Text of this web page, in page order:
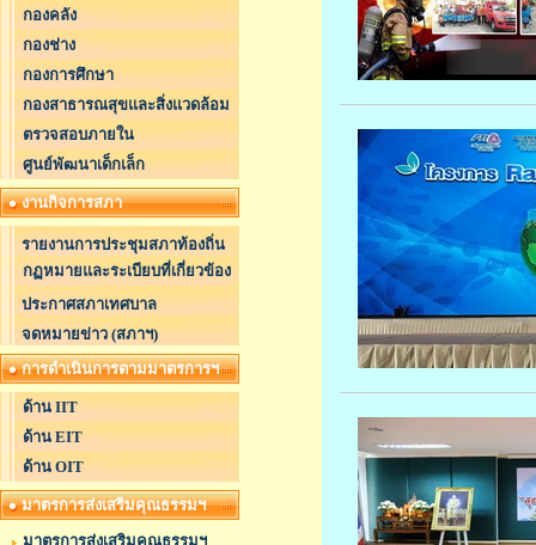
กองคลัง
กองช่าง
กองการศึกษา
กองสาธารณสุขและสิ่งแวดล้อม
ตรวจสอบภายใน
ศูนย์พัฒนาเด็กเล็ก
งานกิจการสภา
รายงานการประชุมสภาท้องถิ่น
กฏหมายและระเบียบที่เกี่ยวข้อง
ประกาศสภาเทศบาล
จดหมายข่าว (สภาฯ)
การดำเนินการตามมาตรการฯ
ด้าน IIT
ด้าน EIT
ด้าน OIT
มาตรการส่งเสริมคุณธรรมฯ
มาตรการส่งเสริมคุณธรรมฯ